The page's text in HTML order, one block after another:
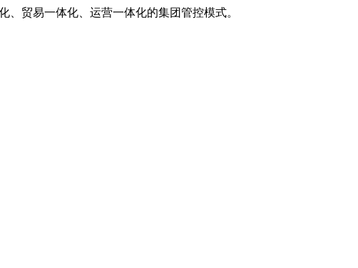
贸易一体化、运营一体化的集团管控模式。